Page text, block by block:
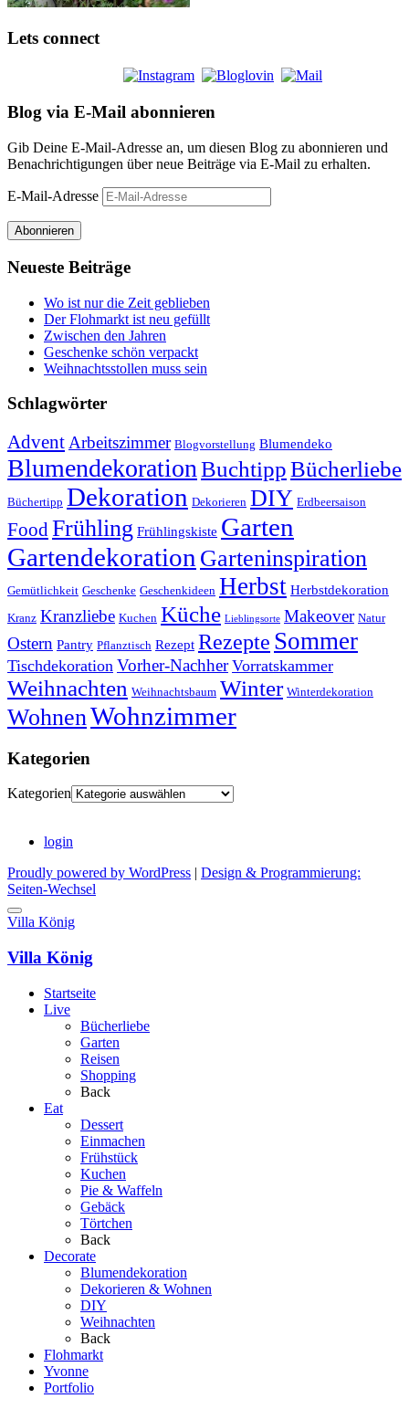
Lets connect
Blog via E-Mail abonnieren
Gib Deine E-Mail-Adresse an, um diesen Blog zu abonnieren und
Benachrichtigungen über neue Beiträge via E-Mail zu erhalten.
E-Mail-Adresse
Abonnieren
Neueste Beiträge
Wo ist nur die Zeit geblieben
Der Flohmarkt ist neu gefüllt
Zwischen den Jahren
Geschenke schön verpackt
Weihnachtsstollen muss sein
Schlagwörter
Advent Arbeitszimmer Blogvorstellung Blumendeko
Blumendekoration BuchtippBücherliebe
Büchertipp Dekoration Dekorieren DIY Erdbeersaison
FoodFrühling Frühlingskiste Garten
Gartendekoration Garteninspiration
Gemütlichkeit Geschenke Geschenkideen Herbst Herbstdekoration
Kranz Kranzliebe Kuchen Küche Lieblingsorte Makeover Natur
Ostern Pantry Pflanztisch Rezept Rezepte Sommer
Tischdekoration Vorher-Nachher Vorratskammer
Weihnachten Weihnachtsbaum Winter Winterdekoration
WohnenWohnzimmer
Kategorien
Kategorien
login
Proudly powered by WordPress
Design & Programmierung:
Seiten-Wechsel
Villa König
Villa König
Startseite
Live
Bücherliebe
Garten
Reisen
Shopping
Back
Eat
Dessert
Einmachen
Frühstück
Kuchen
Pie & Waffeln
Gebäck
Törtchen
Back
Decorate
Blumendekoration
Dekorieren & Wohnen
DIY
Weihnachten
Back
Flohmarkt
Yvonne
Portfolio